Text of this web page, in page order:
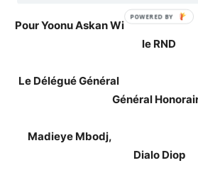
Pour Yoonu
le RND
Le Délégué Général
Général
Madieye
Dialo Diop